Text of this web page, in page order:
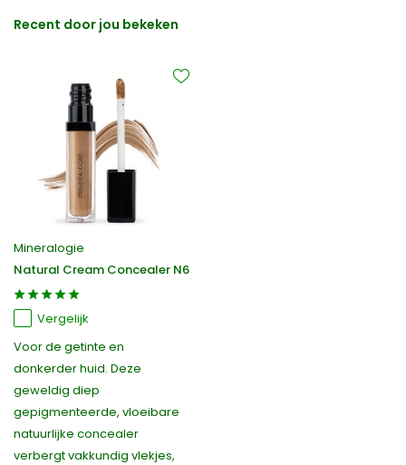
Recent door jou bekeken
Mineralogie
Natural Cream Concealer N6
Vergelijk
Voor de getinte en
donkerder huid. Deze
geweldig diep
gepigmenteerde, vloeibare
natuurlijke concealer
verbergt vakkundig vlekjes,